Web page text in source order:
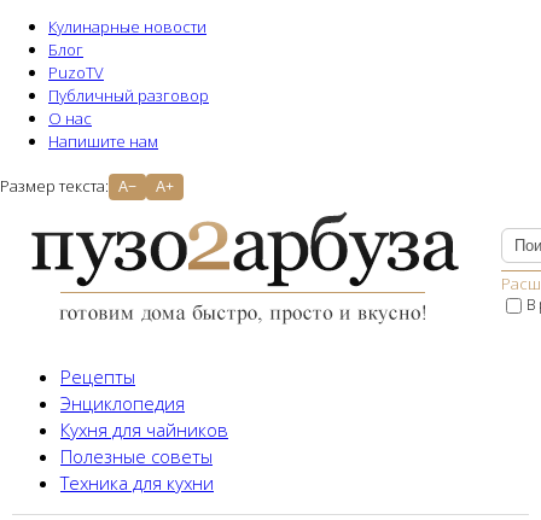
Кулинарные новости
Блог
PuzoTV
Публичный разговор
О нас
Напишите нам
Размер текста: A− A+
В
Рецепты
Энциклопедия
Кухня для чайников
Полезные советы
Техника для кухни